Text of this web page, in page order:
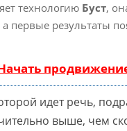
технологию Буст,
первые результаты
идет речь,
выше, чем